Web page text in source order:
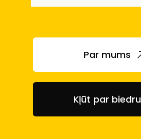
Par mums
Kļūt par biedru